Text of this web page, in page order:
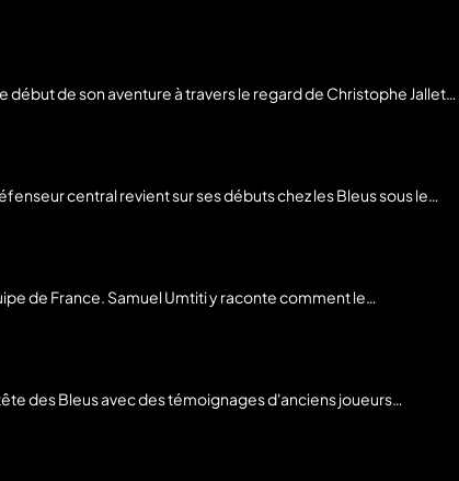
de son aventure à travers le regard de Christophe Jallet.
un groupe. Il évoque aussi des moments marquants,
Son témoignage éclaire la manière dont Deschamps a
central revient sur ses débuts chez les Bleus sous le
un cadre clair et de fédérer ses joueurs dans les temps forts
groupe et sur les mots employés par Deschamps après cette
de France. Samuel Umtiti y raconte comment le
centrale avec Raphaël Varane. De l'Euro 2016 à la
en Russie.
des Bleus avec des témoignages d'anciens joueurs